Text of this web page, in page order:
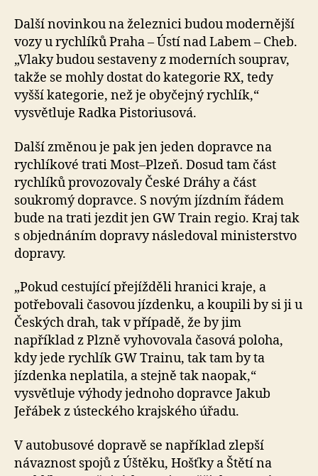
Další novinkou na železnici budou modernější
vozy u rychlíků Praha – Ústí nad Labem – Cheb.
„Vlaky budou sestaveny z moderních souprav,
takže se mohly dostat do kategorie RX, tedy
vyšší kategorie, než je obyčejný rychlík,“
vysvětluje Radka Pistoriusová.
Další změnou je pak jen jeden dopravce na
rychlíkové trati Most–Plzeň. Dosud tam část
rychlíků provozovaly České Dráhy a část
soukromý dopravce. S novým jízdním řádem
bude na trati jezdit jen GW Train regio. Kraj tak
s objednáním dopravy následoval ministerstvo
dopravy.
„Pokud cestující přejížděli hranici kraje, a
potřebovali časovou jízdenku, a koupili by si ji u
Českých drah, tak v případě, že by jim
například z Plzně vyhovovala časová poloha,
kdy jede rychlík GW Trainu, tak tam by ta
jízdenka neplatila, a stejně tak naopak,“
vysvětluje výhody jednoho dopravce Jakub
Jeřábek z ústeckého krajského úřadu.
V autobusové dopravě se například zlepší
návaznost spojů z Úštěku, Hošťky a Štětí na